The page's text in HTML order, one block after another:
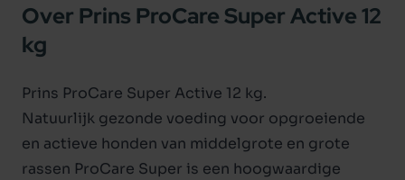
Over Prins ProCare Super Active 12
kg
Prins ProCare Super Active 12 kg.
Natuurlijk gezonde voeding voor opgroeiende
en actieve honden van middelgrote en grote
rassen ProCare Super is een hoogwaardige